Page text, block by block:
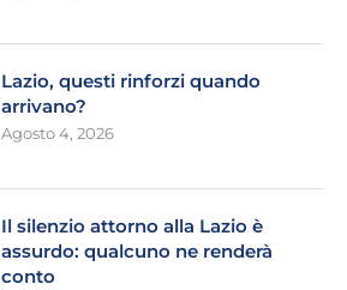
Lazio, questi rinforzi quando
arrivano?
Agosto 4, 2026
Il silenzio attorno alla Lazio è
assurdo: qualcuno ne renderà
conto